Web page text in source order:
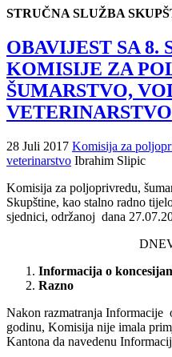
STRUČNA SLUŽBA
OBAVIJEST SA 8.
KOMISIJE ZA
ŠUMARSTVO,
VETERINARSTVO
28 Juli 2017 Komisija za
veterinarstvo Ibrahim Slipic
Komisija za poljoprivredu,
Skupštine, kao stalno radno
sjednici, održanoj dana
Informacija o
Razno
Nakon razmatranja Informacije
godinu, Komisija nije imala
Kantona da navedenu